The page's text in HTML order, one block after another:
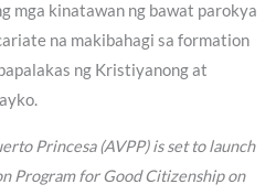
mga kinatawan ng bawat parokya
na makibahagi sa formation
ng Kristiyanong at
Princesa (AVPP) is set to launch
Program for Good Citizenship on